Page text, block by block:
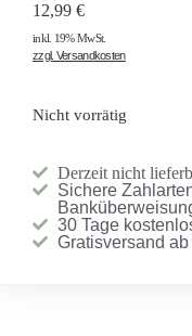
12,99 €
inkl. 19% MwSt.
zzgl. Versandkosten
Nicht vorrätig
Derzeit nicht
Sichere
30 Tage
Gratisversand